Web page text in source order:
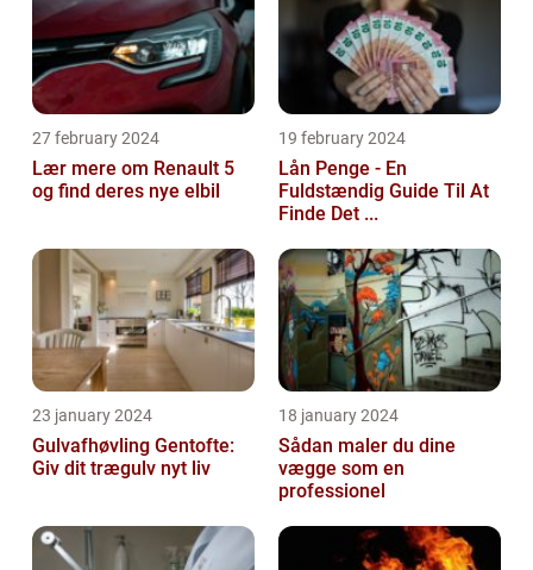
27 february 2024
Lær mere om Renault 5
og find deres nye elbil
19 february 2024
Lån Penge - En
Fuldstændig Guide Til At
Finde Det ...
23 january 2024
Gulvafhøvling Gentofte:
Giv dit trægulv nyt liv
18 january 2024
Sådan maler du dine
vægge som en
professionel